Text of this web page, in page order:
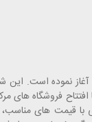
خود آغاز نموده
سال 2003 الی 2020 می باشد. شرکت
قیمت های مناسب،